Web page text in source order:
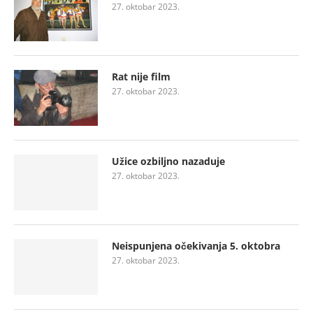
27. oktobar 2023.
Rat nije film
27. oktobar 2023.
Užice ozbiljno nazaduje
27. oktobar 2023.
Neispunjena očekivanja 5. oktobra
27. oktobar 2023.